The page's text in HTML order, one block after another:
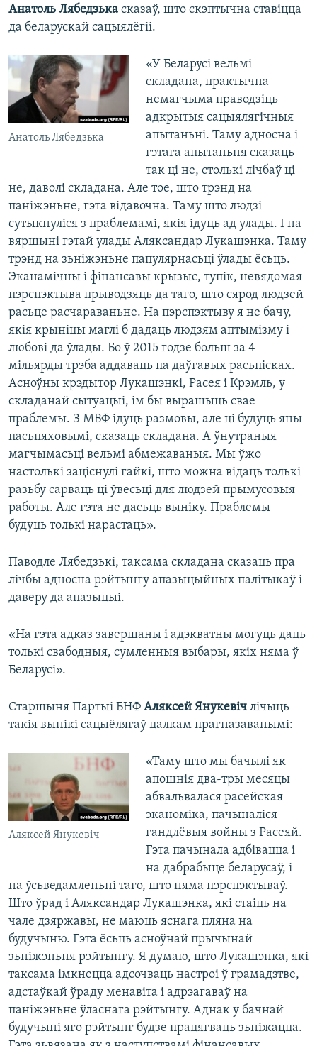
Анатоль Лябедзька сказаў, што скэптычна ставіцца
да беларускай сацыялёгіі.
Анатоль Лябедзька
«У Беларусі вельмі
складана, практычна
немагчыма праводзіць
адкрытыя сацыялягічныя
апытаньні. Таму адносна і
гэтага апытаньня сказаць
так ці не, столькі лічбаў ці
не, даволі складана. Але тое, што трэнд на
паніжэньне, гэта відавочна. Таму што людзі
сутыкнуліся з праблемамі, якія ідуць ад улады. І на
вяршыні гэтай улады Аляксандар Лукашэнка. Таму
трэнд на зьніжэньне папулярнасьці ўлады ёсьць.
Эканамічны і фінансавы крызыс, тупік, невядомая
пэрспэктыва прыводзяць да таго, што сярод людзей
расьце расчараваньне. На пэрспэктыву я не бачу,
якія крыніцы маглі б дадаць людзям аптымізму і
любові да ўлады. Бо ў 2015 годзе больш за 4
мільярды трэба аддаваць па даўгавых расьпісках.
Асноўны крэдытор Лукашэнкі, Расея і Крэмль, у
складанай сытуацыі, ім бы вырашыць свае
праблемы. З МВФ ідуць размовы, але ці будуць яны
пасьпяховымі, сказаць складана. А ўнутраныя
магчымасьці вельмі абмежаваныя. Мы ўжо
настолькі заціснулі гайкі, што можна відаць толькі
разьбу сарваць ці ўвесьці для людзей прымусовыя
работы. Але гэта не дасьць выніку. Праблемы
будуць толькі нарастаць».
Паводле Лябедзькі, таксама складана сказаць пра
лічбы адносна рэйтынгу апазыцыйных палітыкаў і
даверу да апазыцыі.
«На гэта адказ завершаны і адэкватны могуць даць
толькі свабодныя, сумленныя выбары, якіх няма ў
Беларусі».
Старшыня Партыі БНФ Аляксей Янукевіч лічыць
такія вынікі сацыёлягаў цалкам прагназаванымі:
Аляксей Янукевіч
«Таму што мы бачылі як
апошнія два-тры месяцы
абвальвалася расейская
эканоміка, пачыналіся
гандлёвыя войны з Расеяй.
Гэта пачынала адбівацца і
на дабрабыце беларусаў, і
на ўсьведамленьні таго, што няма пэрспэктываў.
Што ўрад і Аляксандар Лукашэнка, які стаіць на
чале дзяржавы, не маюць яснага пляна на
будучыню. Гэта ёсьць асноўнай прычынай
зьніжэньня рэйтынгу. Я думаю, што Лукашэнка, які
таксама імкнецца адсочваць настроі ў грамадзтве,
адстаўкай ўраду менавіта і адрэагаваў на
паніжэньне ўласнага рэйтынгу. Аднак у бачнай
будучыні яго рэйтынг будзе працягваць зьніжацца.